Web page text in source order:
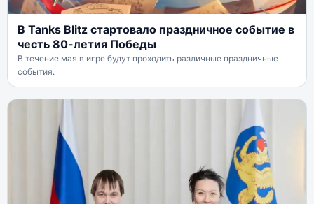
В Tanks Blitz стартовало праздничное событие в
честь 80-летия Победы
В течение мая в игре будут проходить различные праздничные
события.